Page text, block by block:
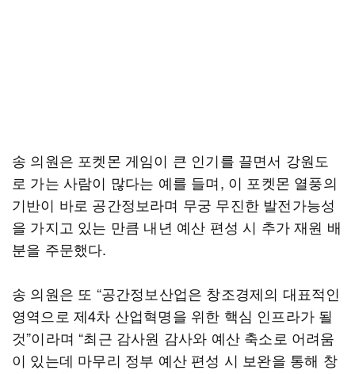
송 의원은 포켓몬 게임이 큰 인기를 끌면서 강원도
로 가는 사람이 많다는 예를 들며, 이 포켓몬 열풍의
기반이 바로 공간정보라며 무궁 무진한 발전가능성
을 가지고 있는 만큼 내년 예산 편성 시 추가 재원 배
분을 주문했다.
송 의원은 또 “공간정보산업은 창조경제의 대표적인
영역으로 제4차 산업혁명을 위한 핵심 인프라가 될
것”이라며 “최근 감사원 감사와 예산 축소로 어려움
이 있는데 마무리 정부 예산 편성 시 보완을 통해 창